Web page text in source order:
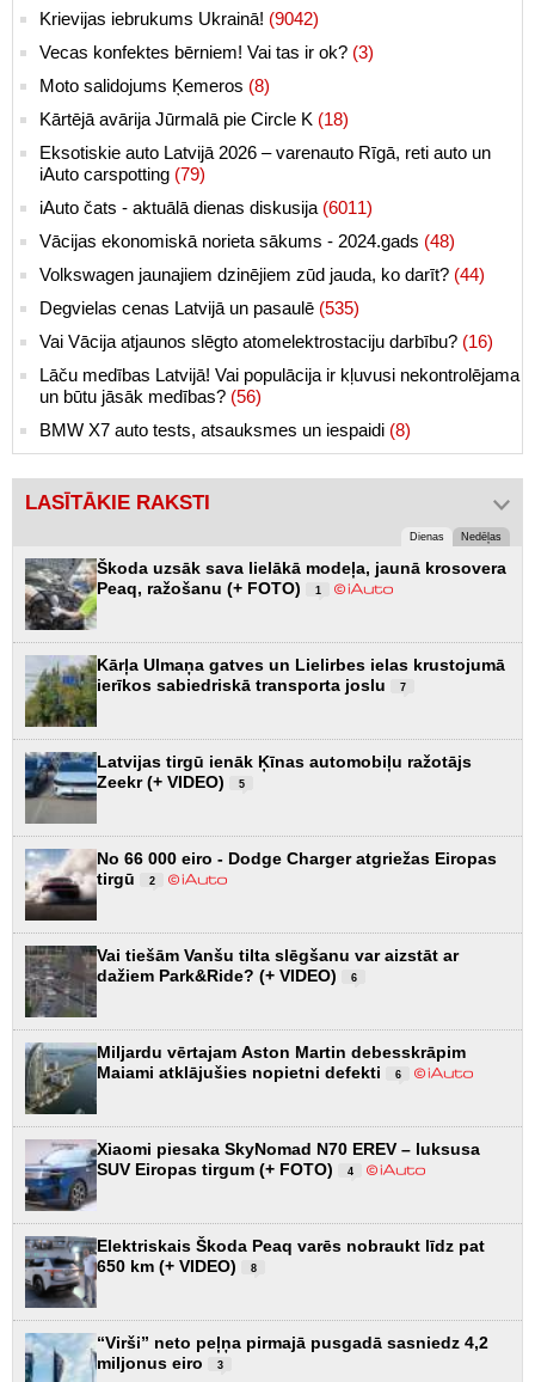
Krievijas iebrukums Ukrainā! (9042)
Vecas konfektes bērniem! Vai tas ir ok? (3)
Moto salidojums Ķemeros (8)
Kārtējā avārija Jūrmalā pie Circle K (18)
Eksotiskie auto Latvijā 2026 – varenauto Rīgā, reti auto un
iAuto carspotting (79)
iAuto čats - aktuālā dienas diskusija (6011)
Vācijas ekonomiskā norieta sākums - 2024.gads (48)
Volkswagen jaunajiem dzinējiem zūd jauda, ko darīt? (44)
Degvielas cenas Latvijā un pasaulē (535)
Vai Vācija atjaunos slēgto atomelektrostaciju darbību? (16)
Lāču medības Latvijā! Vai populācija ir kļuvusi nekontrolējama
un būtu jāsāk medības? (56)
BMW X7 auto tests, atsauksmes un iespaidi (8)
LASĪTĀKIE RAKSTI
Dienas Nedēļas
Škoda uzsāk sava lielākā modeļa, jaunā krosovera
Peaq, ražošanu (+ FOTO)
1
Kārļa Ulmaņa gatves un Lielirbes ielas krustojumā
ierīkos sabiedriskā transporta joslu
7
Latvijas tirgū ienāk Ķīnas automobiļu ražotājs
Zeekr (+ VIDEO)
5
No 66 000 eiro - Dodge Charger atgriežas Eiropas
tirgū
2
Vai tiešām Vanšu tilta slēgšanu var aizstāt ar
dažiem Park&Ride? (+ VIDEO)
6
Miljardu vērtajam Aston Martin debesskrāpim
Maiami atklājušies nopietni defekti
6
Xiaomi piesaka SkyNomad N70 EREV – luksusa
SUV Eiropas tirgum (+ FOTO)
4
Elektriskais Škoda Peaq varēs nobraukt līdz pat
650 km (+ VIDEO)
8
“Virši” neto peļņa pirmajā pusgadā sasniedz 4,2
miljonus eiro
3